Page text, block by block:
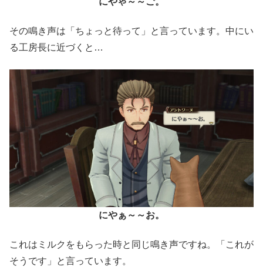
その鳴き声は「ちょっと待って」と言っています。中にい
る工房長に近づくと…
にやぁ～～お。
これはミルクをもらった時と同じ鳴き声ですね。「これが
そうです」と言っています。